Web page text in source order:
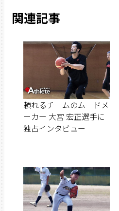
関連記事
頼れるチームのムードメ
ーカー 大宮 宏正選手に
独占インタビュー